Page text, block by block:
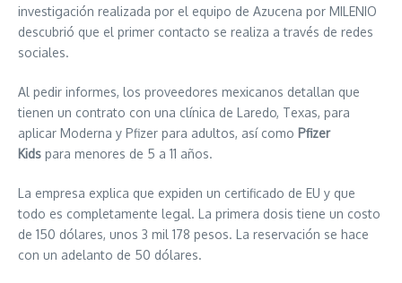
investigación realizada por el equipo de Azucena por MILENIO
descubrió que el primer contacto se realiza a través de redes
sociales.
Al pedir informes, los proveedores mexicanos detallan que
tienen un contrato con una clínica de Laredo, Texas, para
aplicar Moderna y Pfizer para adultos, así como Pfizer
Kids para menores de 5 a 11 años.
La empresa explica que expiden un certificado de EU y que
todo es completamente legal. La primera dosis tiene un costo
de 150 dólares, unos 3 mil 178 pesos. La reservación se hace
con un adelanto de 50 dólares.